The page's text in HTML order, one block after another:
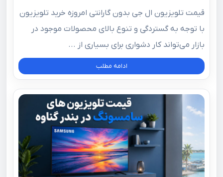
قیمت تلویزیون ال جی بدون گارانتی امروزه خرید تلویزیون
با توجه به گستردگی و تنوع بالای محصولات موجود در
بازار می‌تواند کار دشواری برای بسیاری از ...
ادامه مطلب